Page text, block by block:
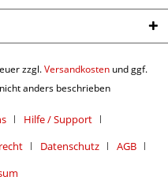
zzgl.Versandkosten und ggf.
anders beschrieben
Hilfe / Support
Datenschutz
AGB